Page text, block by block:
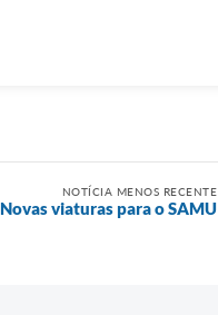
NOTÍCIA MENOS RECENTE
Novas viaturas para o SAMU